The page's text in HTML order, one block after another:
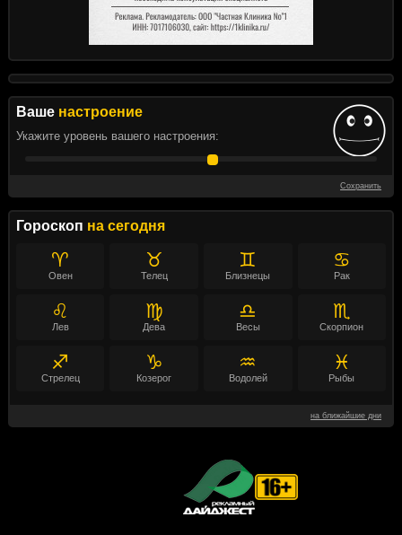
Ваше настроение
Укажите уровень вашего настроения:
Сохранить
Гороскоп на сегодня
♈
Овен
♉
Телец
♊
Близнецы
♋
Рак
♌
Лев
♍
Дева
♎
Весы
♏
Скорпион
♐
Стрелец
♑
Козерог
♒
Водолей
♓
Рыбы
на ближайшие дни